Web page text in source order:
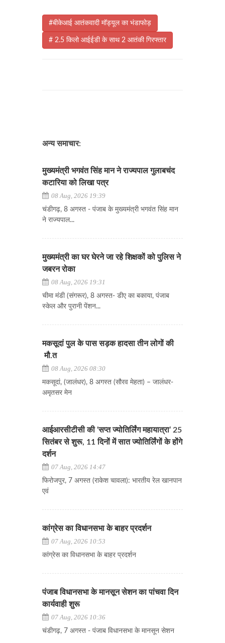
#बीकेआई आतंकवादी मॉड्यूल का भंडाफोड़
# 2.5 किलो आईईडी के साथ 2 आतंकी गिरफ्तार
अन्य समाचार:
मुख्यमंत्री भगवंत सिंह मान ने राज्यपाल गुलाबचंद
कटारिया को लिखा पत्र
08 Aug, 2026 19:39
चंडीगढ़, 8 अगस्त - पंजाब के मुख्यमंत्री भगवंत सिंह मान
ने राज्यपाल...
मुख्यमंत्री का घर घेरने जा रहे शिक्षकों को पुलिस ने
जबरन रोका
08 Aug, 2026 19:31
चीमा मंडी (संगरूर), 8 अगस्त- डीए का बकाया, पंजाब
स्केल और पुरानी पेंशन...
मकसूदां पुल के पास सड़क हादसा तीन लोगों की
मौ.त
08 Aug, 2026 08:30
मकसूदां, (जालंधर), 8 अगस्त (सौरव मेहता) – जालंधर-
अमृतसर मेन
आईआरसीटीसी की ‘सप्त ज्योतिर्लिंग महायात्रा’ 25
सितंबर से शुरू, 11 दिनों में सात ज्योतिर्लिंगों के होंगे
दर्शन
07 Aug, 2026 14:47
फिरोजपुर, 7 अगस्त (राकेश चावला): भारतीय रेल खानपान
एवं
कांग्रेस का विधानसभा के बाहर प्रदर्शन
07 Aug, 2026 10:53
कांग्रेस का विधानसभा के बाहर प्रदर्शन
पंजाब विधानसभा के मानसून सेशन का पांचवा दिन
कार्यवाही शुरू
07 Aug, 2026 10:36
चंडीगढ़, 7 अगस्त - पंजाब विधानसभा के मानसून सेशन